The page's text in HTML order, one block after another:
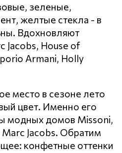
зеленые,
желтые стекла - в
Вдохновляют
Jacobs, House of
Armani, Holly
место в сезоне лето
цвет. Именно его
модных домов Missoni,
Jacobs. Обратим
конфетные оттенки